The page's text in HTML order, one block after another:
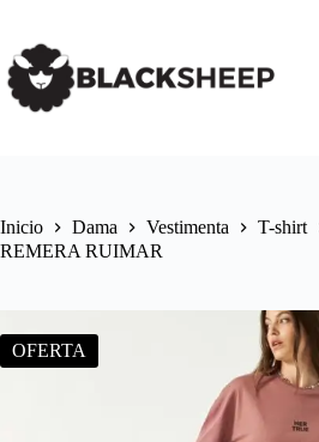
Inicio Dama Vestimenta
T-shirt
REMERA RUIMAR
OFERTA